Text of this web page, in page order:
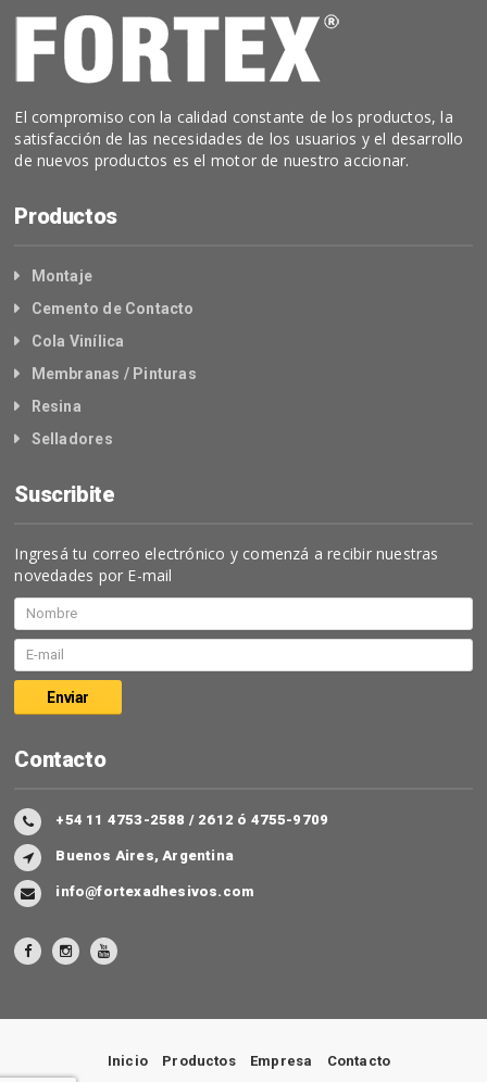
El compromiso con la calidad constante de los productos, la
satisfacción de las necesidades de los usuarios y el desarrollo
de nuevos productos es el motor de nuestro accionar.
Productos
Montaje
Cemento de Contacto
Cola Vinílica
Membranas / Pinturas
Resina
Selladores
Suscribite
Ingresá tu correo electrónico y comenzá a recibir nuestras
novedades por E-mail
Contacto
+54 11 4753-2588 / 2612 ó 4755-9709
Buenos Aires, Argentina
info@fortexadhesivos.com
Inicio Productos Empresa Contacto